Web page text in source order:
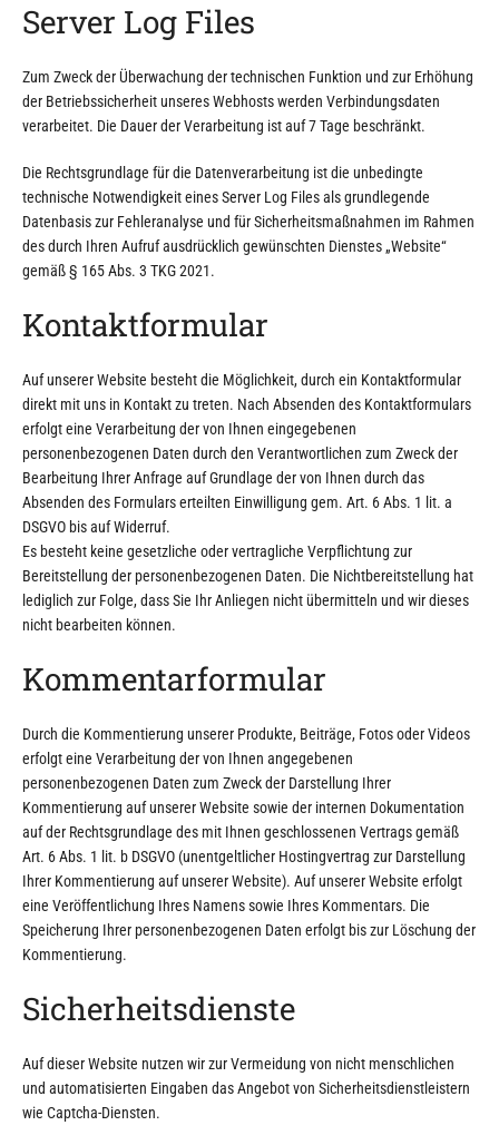
Server Log Files
Zum Zweck der Überwachung der technischen Funktion und zur Erhöhung
der Betriebssicherheit unseres Webhosts werden Verbindungsdaten
verarbeitet. Die Dauer der Verarbeitung ist auf 7 Tage beschränkt.
Die Rechtsgrundlage für die Datenverarbeitung ist die unbedingte
technische Notwendigkeit eines Server Log Files als grundlegende
Datenbasis zur Fehleranalyse und für Sicherheitsmaßnahmen im Rahmen
des durch Ihren Aufruf ausdrücklich gewünschten Dienstes „Website“
gemäß § 165 Abs. 3 TKG 2021.
Kontaktformular
Auf unserer Website besteht die Möglichkeit, durch ein Kontaktformular
direkt mit uns in Kontakt zu treten. Nach Absenden des Kontaktformulars
erfolgt eine Verarbeitung der von Ihnen eingegebenen
personenbezogenen Daten durch den Verantwortlichen zum Zweck der
Bearbeitung Ihrer Anfrage auf Grundlage der von Ihnen durch das
Absenden des Formulars erteilten Einwilligung gem. Art. 6 Abs. 1 lit. a
DSGVO bis auf Widerruf.
Es besteht keine gesetzliche oder vertragliche Verpflichtung zur
Bereitstellung der personenbezogenen Daten. Die Nichtbereitstellung hat
lediglich zur Folge, dass Sie Ihr Anliegen nicht übermitteln und wir dieses
nicht bearbeiten können.
Kommentarformular
Durch die Kommentierung unserer Produkte, Beiträge, Fotos oder Videos
erfolgt eine Verarbeitung der von Ihnen angegebenen
personenbezogenen Daten zum Zweck der Darstellung Ihrer
Kommentierung auf unserer Website sowie der internen Dokumentation
auf der Rechtsgrundlage des mit Ihnen geschlossenen Vertrags gemäß
Art. 6 Abs. 1 lit. b DSGVO (unentgeltlicher Hostingvertrag zur Darstellung
Ihrer Kommentierung auf unserer Website). Auf unserer Website erfolgt
eine Veröffentlichung Ihres Namens sowie Ihres Kommentars. Die
Speicherung Ihrer personenbezogenen Daten erfolgt bis zur Löschung der
Kommentierung.
Sicherheitsdienste
Auf dieser Website nutzen wir zur Vermeidung von nicht menschlichen
und automatisierten Eingaben das Angebot von Sicherheitsdienstleistern
wie Captcha-Diensten.